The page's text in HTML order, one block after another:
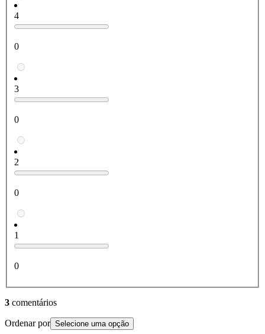
4
0
3
0
2
0
1
0
3 comentários
Ordenar por Selecione uma opção